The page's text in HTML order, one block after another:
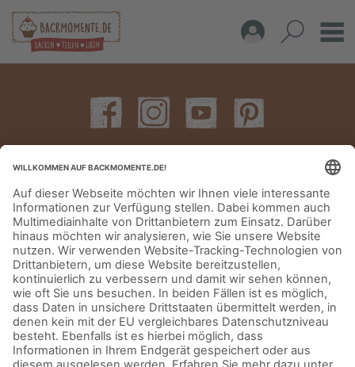
IMPRESSUM DATENSCHUTZERKLÄRUNG AGB KONTAKT
© Aurora Mühlen GmbH - Trettaustraße 49 – D-21107 Hamburg